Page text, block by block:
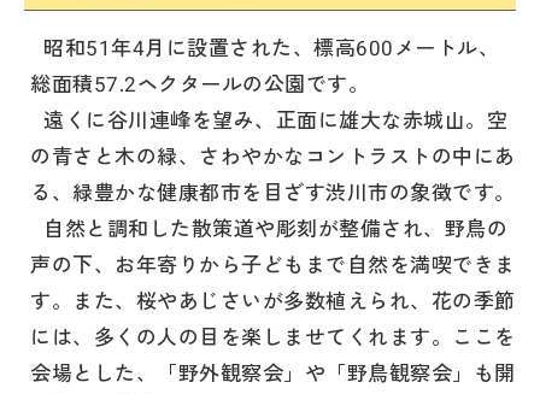
昭和51年4月に設置された、標高600メートル、
総面積57.2ヘクタールの公園です。
遠くに谷川連峰を望み、正面に雄大な赤城山。空
の青さと木の緑、さわやかなコントラストの中にあ
る、緑豊かな健康都市を目ざす渋川市の象徴です。
自然と調和した散策道や彫刻が整備され、野鳥の
声の下、お年寄りから子どもまで自然を満喫できま
す。また、桜やあじさいが多数植えられ、花の季節
には、多くの人の目を楽しませてくれます。ここを
会場とした、「野外観察会」や「野鳥観察会」も開